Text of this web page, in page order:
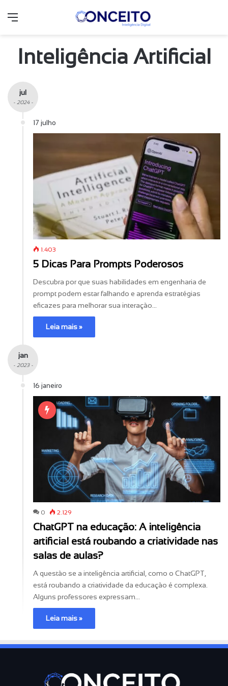
Inteligência Artificial
jul
- 2024 -
17 julho
1.403
5 Dicas Para Prompts Poderosos
Descubra por que suas habilidades em engenharia de
prompt podem estar falhando e aprenda estratégias
eficazes para melhorar sua interação…
Leia mais »
jan
- 2023 -
16 janeiro
0 2.129
ChatGPT na educação: A inteligência
artificial está roubando a criatividade nas
salas de aulas?
A questão se a inteligência artificial, como o ChatGPT,
está roubando a criatividade da educação é complexa.
Alguns professores expressam…
Leia mais »